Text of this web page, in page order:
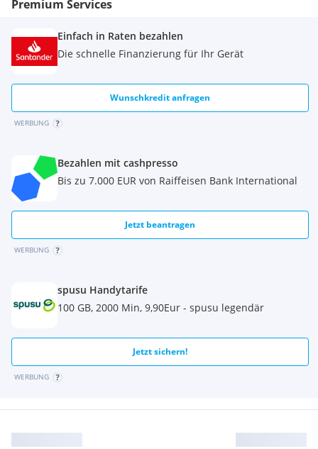
Premium Services
Einfach in Raten bezahlen
Die schnelle Finanzierung für Ihr Gerät
Wunschkredit anfragen
WERBUNG
Bezahlen mit cashpresso
Bis zu 7.000 EUR von Raiffeisen Bank International
Jetzt beantragen
WERBUNG
spusu Handytarife
100 GB, 2000 Min, 9,90Eur - spusu legendär
Jetzt sichern!
WERBUNG